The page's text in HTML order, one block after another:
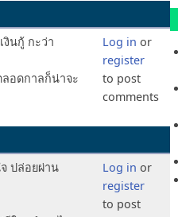
งินกู้ กะว่า
อดกาลก็น่าจะ
Log in or
register
to post
comments
ปล่อยผ่าน
Log in or
register
to post